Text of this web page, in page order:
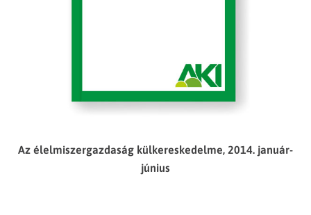
Az élelmiszergazdaság külkereskedelme, 2014. január-
június